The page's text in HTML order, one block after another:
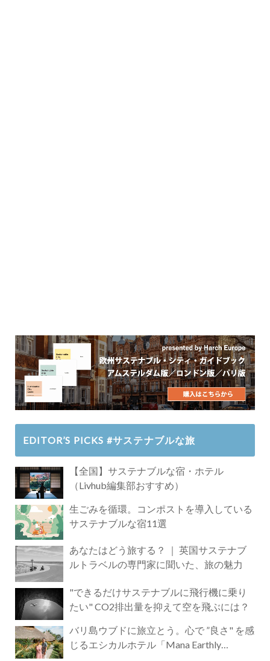
EDITOR’S PICKS #サステナブルな旅
【全国】サステナブルな宿・ホテル
（Livhub編集部おすすめ）
生ごみを循環。コンポストを導入している
サステナブルな宿11選
あなたはどう旅する？ ｜ 英国サステナブ
ルトラベルの専門家に聞いた、旅の魅力
"できるだけサステナブルに飛行機に乗り
たい" CO2排出量を抑えて空を飛ぶには？
バリ島ウブドに旅立とう。心で ”良さ" を感
じるエシカルホテル「Mana Earthly